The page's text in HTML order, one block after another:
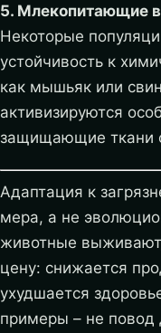
5. Млекопитающие
Некоторые
устойчивость к
как мышьяк или
активизируются
защищающие ткани
Адаптация к
мера, а не
животные
цену: снижается
ухудшается
примеры – не повод